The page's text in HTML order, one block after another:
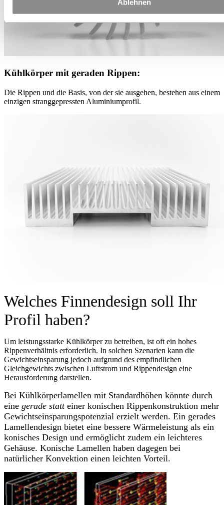
Ablehnen
Kühlkörper mit geraden Rippen:
Die Rippen und die Basis, von der sie ausgehen, bestehen aus einem
einzigen stranggepressten Aluminiumprofil.
Welches Finnendesign soll Ihr
Profil haben?
Um leistungsstarke Kühlkörper zu betreiben, ist oft ein hohes
Rippenverhältnis erforderlich. In solchen Szenarien kann die
Gewichtseinsparung jedoch aufgrund des empfindlichen
Gleichgewichts zwischen Luftstrom und Rippendesign eine
Herausforderung darstellen.
Bei Kühlkörperlamellen mit Standardhöhen könnte durch
eine gerade statteiner konischen Rippenkonstruktion mehr
Gewichtseinsparungspotenzial erzielt werden. Ein gerades
Lamellendesign bietet eine bessere Wärmeleistung als ein
konisches Design und ermöglicht zudem ein leichteres
Gehäuse. Konische Lamellen haben dagegen bei
natürlicher Konvektion einen leichten Vorteil.